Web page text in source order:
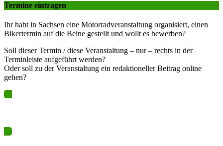
Termine eintragen
Ihr habt in Sachsen eine Motorradveranstaltung organisiert, einen
Bikertermin auf die Beine gestellt und wollt es bewerben?
Soll dieser Termin / diese Veranstaltung – nur – rechts in der
Terminleiste aufgeführt werden?
Oder soll zu der Veranstaltung ein redaktioneller Beitrag online
gehen?